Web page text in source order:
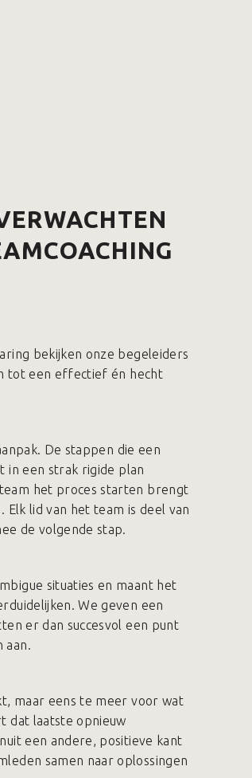
bekijken onze begeleiders
tot een effectief én hecht
De stappen die een
in een strak rigide plan
het proces starten brengt
lid van het team is deel van
de volgende stap.
situaties en maant het
We geven een
er dan succesvol een punt
aan.
maar eens te meer voor wat
dat laatste opnieuw
een andere, positieve kant
samen naar oplossingen